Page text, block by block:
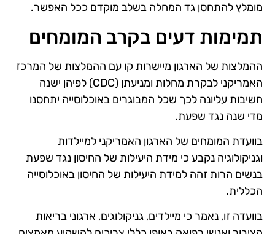
מומלץ להתחסן גד המחלה בשלב מוקדם ככל האפשר.
תמימות דעים בקרב המומחים
ההמלצות של הארגון מיישרות קו עם ההמלצות של המרכז
האמריקני לבקרת מחלות ומניעתן (CDC) לפיהן ישנה
חשיבות עליונה לכך שכל המבוגרים באוכלוסייה יתחסנו
מדי שנה נגד שפעת.
בוועדת המומחים של הארגון האמריקני למיילדות
וגניקולוגיה נקבע כי מידת היעילות של החיסון נגד שפעת
בנשים הרות זהה למידת היעילות של החיסון באוכלוסייה
הכללית.
בוועדה זו, נאמר כי מיילדים, גניקולוגים, ארגוני בריאות